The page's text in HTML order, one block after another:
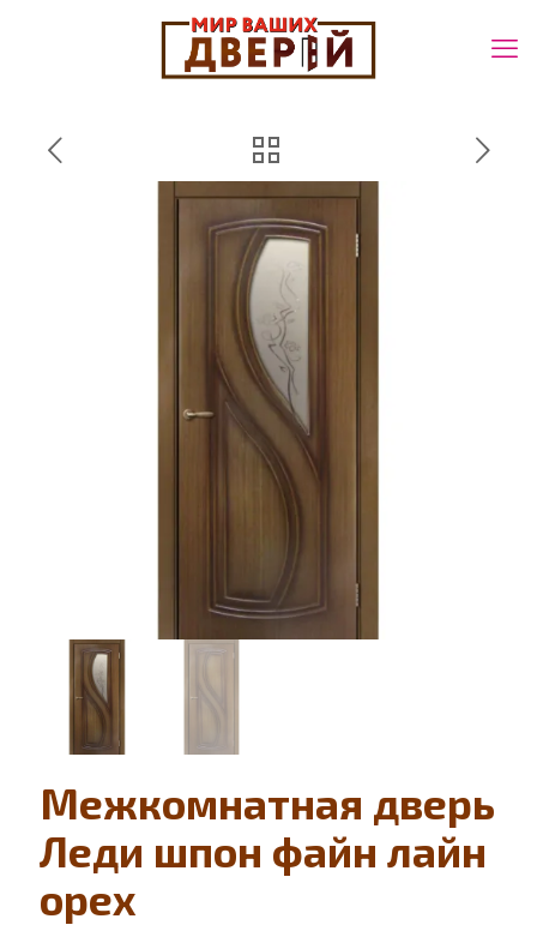
Межкомнатная дверь
Леди шпон файн лайн
орех